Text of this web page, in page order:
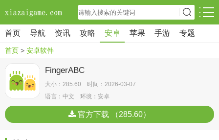
首页 导航 资讯 攻略 安卓 苹果 手游 专题
首页 > 安卓软件
FingerABC
大小：285.60 时间：2026-03-07
语言：中文 环境：安卓
官方下载 （285.60）